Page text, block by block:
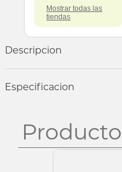
Mostrar todas las
tiendas
Descripcion
Especificacion